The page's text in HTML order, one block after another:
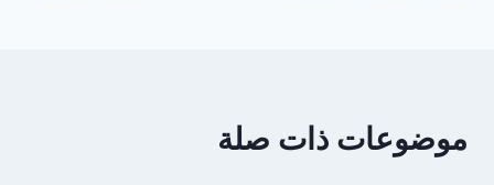
موضوعات ذات صلة